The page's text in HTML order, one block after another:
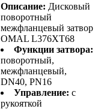
Описание: Дисковый
поворотный
межфланцевый затвор
OMAL L376XT68
Функции затвора:
поворотный,
межфланцевый,
DN40, PN16
Управление: с
рукояткой